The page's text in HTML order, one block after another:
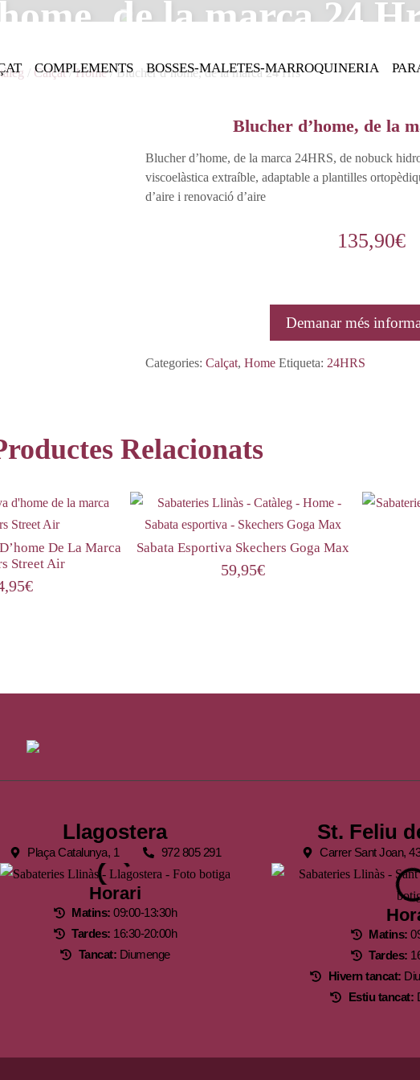
COMPLEMENTS BOSSES-MALETES-MARROQUINERIA
de la marca 24
/ Calçat/Home/ Blucher d’home, de la marca 24 Hrs
Blucher d’home, de la
Blucher d’home, de la marca 24HRS, de nobuck
viscoelàstica extraíble, adaptable a plantilles
d’aire i renovació d’aire
135,90€
Demanar més
Categories:Calçat,Home Etiqueta: 24HRS
Relacionats
De La Marca
Street Air
€
Sabata Esportiva Skechers Goga Max
59,95€
Llagostera
Plaça Catalunya, 1 972 805 291
Horari
Matins: 09:00-13:30h
Tardes: 16:30-20:00h
Tancat: Diumenge
St. Feliu
Carrer Sant Joan,
Matins:
Tardes:
Hivern tancat:
Estiu tancat: